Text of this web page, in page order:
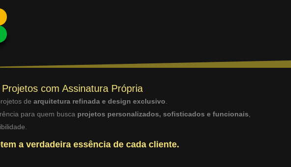
com Assinatura Própria
de arquitetura refinada e design exclusivo
para quem busca projetos personalizados, sofisticados e funcionais
a verdadeira essência de cada cliente.